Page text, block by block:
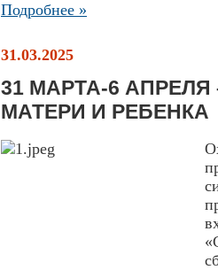
Подробнее »
31.03.2025
31 МАРТА-6
МАТЕРИ И РЕБЕНКА